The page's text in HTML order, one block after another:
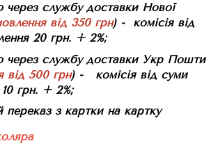
через службу доставки Нової
від 350 грн) - комісія від
20 грн. + 2%;
через службу доставки Укр Пошти
від 500 грн) - комісія від суми
грн. + 2%;
переказ з картки на картку